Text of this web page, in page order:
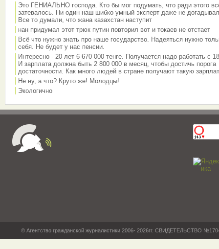
Это ГЕНИАЛЬНО господа. Кто бы мог подумать, что ради этого
затевалось. Ни один наш шибко умный эксперт даже не
Все то думали, что жана казахстан наступит
нан придумал этот трюк путин повторил вот и токаев не отстает
Всё что нужно знать про наше государство. Надеяться нужно
себя. Не будет у нас пенсии.
Интересно - 20 лет 6 670 000 тенге. Получается надо работать с
И зарплата должна быть 2 800 000 в месяц, чтобы достичь порога
достаточности. Как много людей в стране получают такую
Не ну, а что? Круто же! Молодцы!
Экологично
© Агентство гражданской журналистики 2006- 2026гг. СВИДЕТЕЛЬСТВО